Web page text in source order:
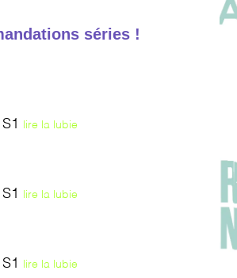
séries !
S1 lire la lubie
S1 lire la lubie
S1 lire la lubie